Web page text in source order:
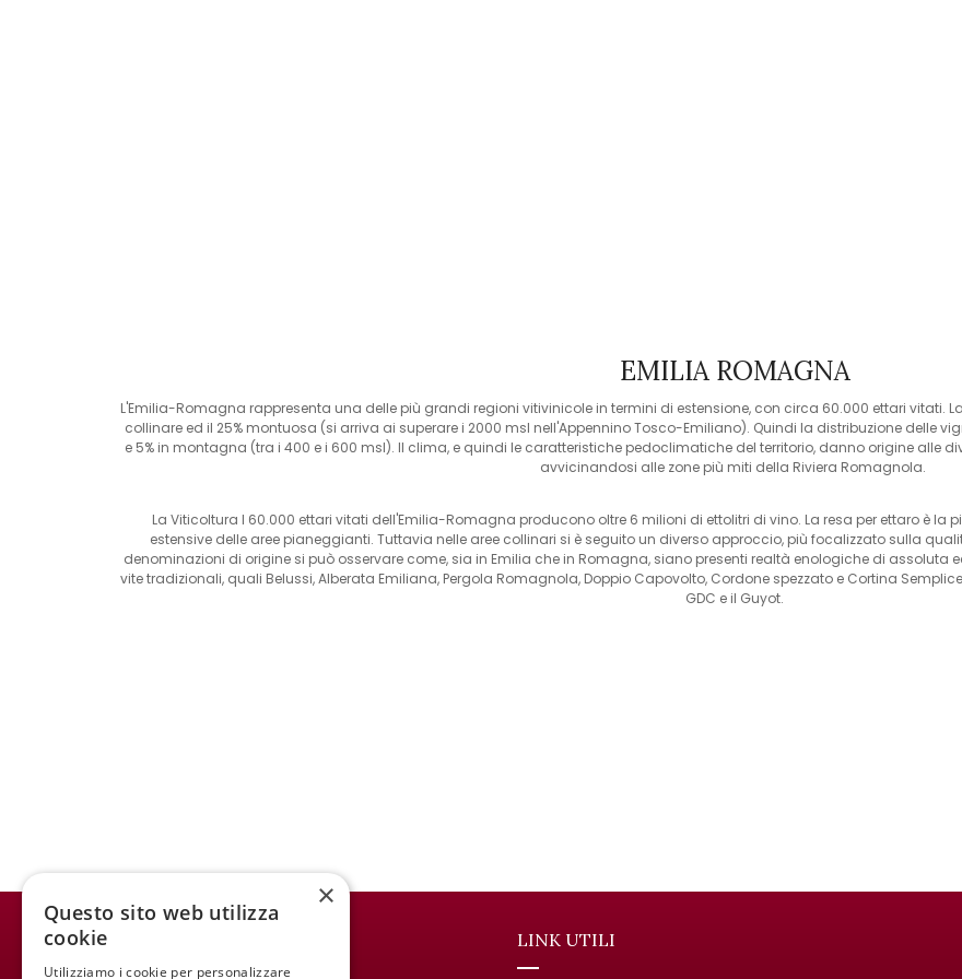
EMILIA ROMAGNA
L'Emilia-Romagna rappresenta una delle più grandi regioni vitivinicole in termini di estensione, con circa 60.000 ettari vitati.
collinare ed il 25% montuosa (si arriva ai superare i 2000 msl nell'Appennino Tosco-Emiliano). Quindi la distribuzione delle
e 5% in montagna (tra i 400 e i 600 msl). Il clima, e quindi le caratteristiche pedoclimatiche del territorio, danno origine alle
avvicinandosi alle zone più miti della Riviera Romagnola.
La Viticoltura I 60.000 ettari vitati dell'Emilia-Romagna producono oltre 6 milioni di ettolitri di vino. La resa per ettaro è
estensive delle aree pianeggianti. Tuttavia nelle aree collinari si è seguito un diverso approccio, più focalizzato sulla
denominazioni di origine si può osservare come, sia in Emilia che in Romagna, siano presenti realtà enologiche di assoluta
vite tradizionali, quali Belussi, Alberata Emiliana, Pergola Romagnola, Doppio Capovolto, Cordone spezzato e Cortina
GDC e il Guyot.
WINE MEETING ER LINK UTILI
×
Questo sito web utilizza
cookie
Utilizziamo i cookie per personalizzare